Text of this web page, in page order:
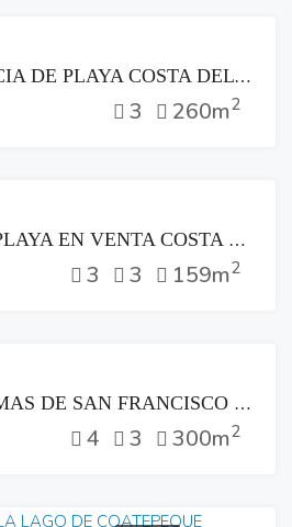
VENTA RESIDENCIA DE PLAYA COSTA DEL SOL
3 260m2
RESIDENCIA DE PLAYA EN VENTA COSTA DEL SOL
3 3 159m2
VENTA CASA LOMAS DE SAN FRANCISCO SAN SALVADOR
4 3 300m2